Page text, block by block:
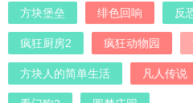
方块堡垒 绯色回响 反
疯狂厨房2 疯狂动物园
方块人的简单生活 凡人传说